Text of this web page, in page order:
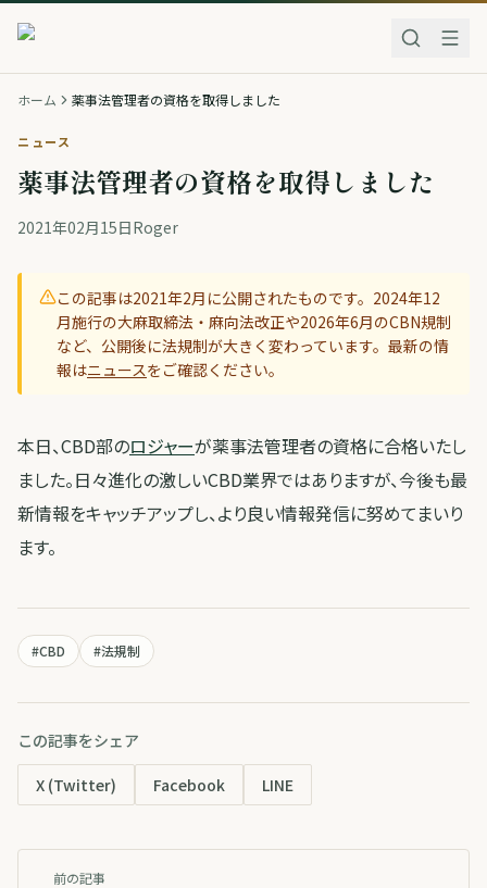
ホーム 薬事法管理者の資格を取得しました
ニュース
薬事法管理者の資格を取得しました
2021年02月15日Roger
この記事は2021年2月 に公開されたものです。2024年12
月施行の大麻取締法・麻向法改正や2026年6月のCBN規制
など、公開後に法規制が大きく変わっています。最新の情
報はニュースをご確認ください。
本日、CBD部のロジャーが薬事法管理者の資格に合格いたし
ました。日々進化の激しいCBD業界ではありますが、今後も最
新情報をキャッチアップし、より良い情報発信に努めてまいり
ます。
#CBD #法規制
この記事をシェア
X (Twitter) Facebook LINE
前の記事